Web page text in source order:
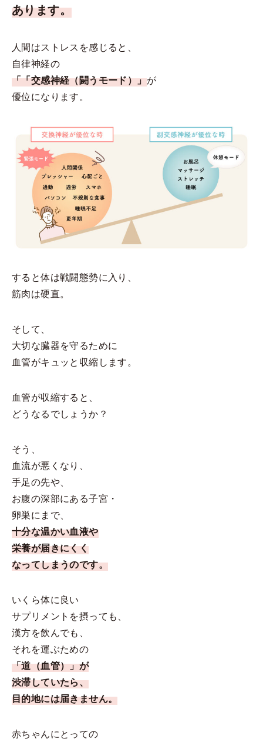
あります。
人間はストレスを感じると、
自律神経の
「「交感神経（闘うモード）」が
優位になります。
すると体は戦闘態勢に入り、
筋肉は硬直。
そして、
大切な臓器を守るために
血管がキュッと収縮します。
血管が収縮すると、
どうなるでしょうか？
そう、
血流が悪くなり、
手足の先や、
お腹の深部にある子宮・
卵巣にまで、
十分な温かい血液や
栄養が届きにくく
なってしまうのです。
いくら体に良い
サプリメントを摂っても、
漢方を飲んでも、
それを運ぶための
「道（血管）」が
渋滞していたら、
目的地には届きません。
赤ちゃんにとっての